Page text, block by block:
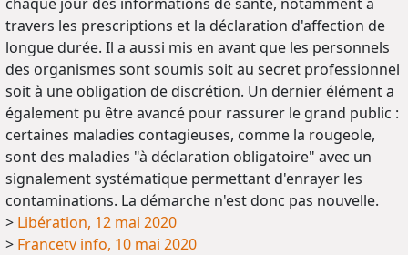
travers les prescriptions et la déclaration d'affection de
longue durée. Il a aussi mis en avant que les personnels
des organismes sont soumis soit au secret professionnel
soit à une obligation de discrétion. Un dernier élément a
également pu être avancé pour rassurer le grand public :
certaines maladies contagieuses, comme la rougeole,
sont des maladies "à déclaration obligatoire" avec un
signalement systématique permettant d'enrayer les
contaminations. La démarche n'est donc pas nouvelle.
> Libération, 12 mai 2020
> Francetv info, 10 mai 2020